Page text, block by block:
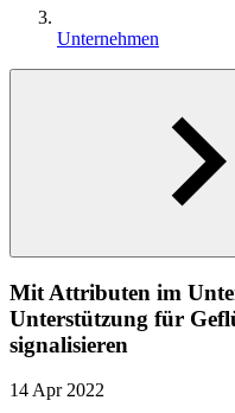
Unternehmen
Mit Attributen im
Unterstützung für
signalisieren
14 Apr 2022